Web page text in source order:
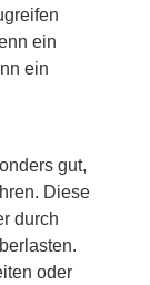
ein
ein
gut,
Diese
durch
oder